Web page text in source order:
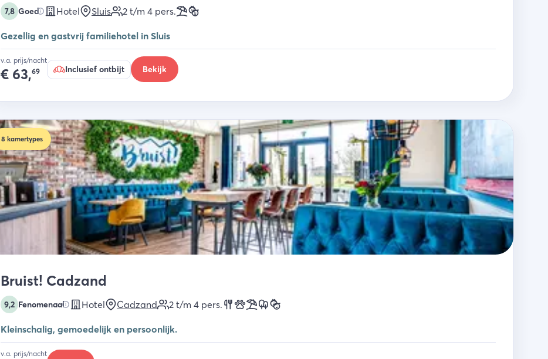
7,8 Goed Hotel Sluis 2 t/m 4 pers.
Gezellig en gastvrij familiehotel in Sluis
v.a. prijs/nacht
€ 63,69 Inclusief ontbijt Bekijk
8 kamertypes
Bruist! Cadzand
9,2 Fenomenaal Hotel Cadzand 2 t/m 4 pers.
Kleinschalig, gemoedelijk en persoonlijk.
v.a. prijs/nacht